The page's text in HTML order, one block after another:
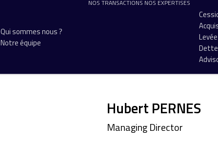
Qui sommes nous ?
Notre équipe
NOS TRANSACTIONS NOS EXPERTISES
Dette
Hubert PERNES
Managing Director